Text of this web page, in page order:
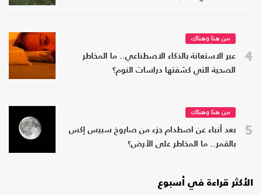
4
من هنا وهناك
عبر الاستعانة بالذكاء الاصطناعي.. ما المخاطر
الصحية التي كشفتها دراسات النوم؟
5
من هنا وهناك
بعد أنباء عن اصطدام جزء من صاروخ سبيس إكس
بالقمر.. ما المخاطر على الأرض؟
الأكثر قراءة في أسبوع